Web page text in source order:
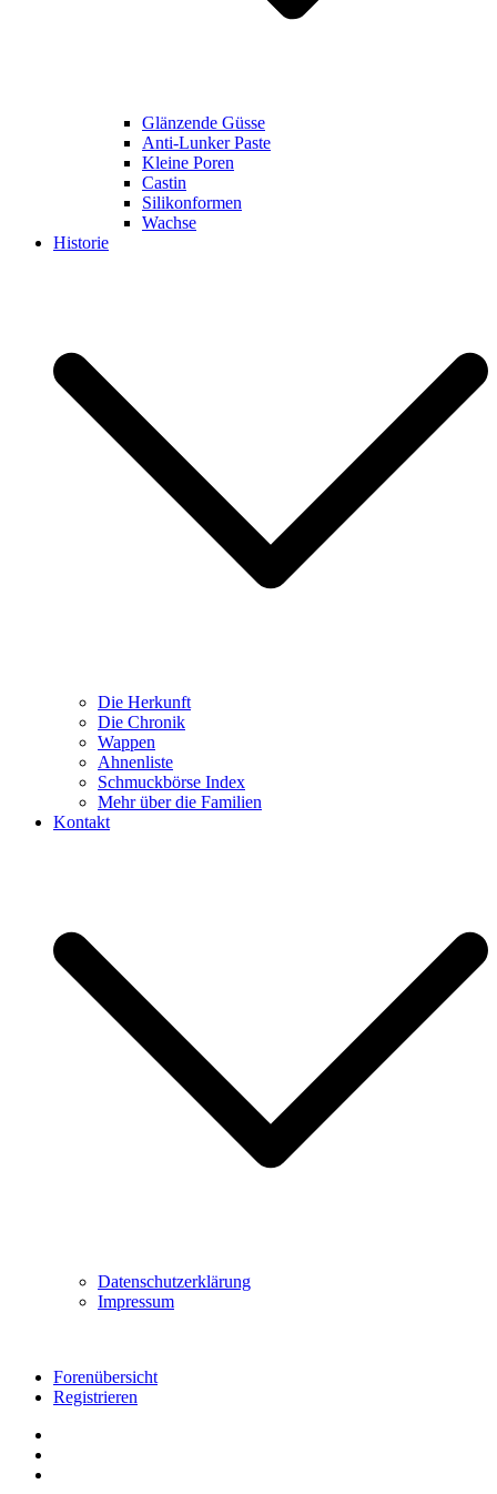
Glänzende Güsse
Anti-Lunker Paste
Kleine Poren
Castin
Silikonformen
Wachse
Historie
Die Herkunft
Die Chronik
Wappen
Ahnenliste
Schmuckbörse Index
Mehr über die Familien
Kontakt
Datenschutzerklärung
Impressum
Forenübersicht
Registrieren